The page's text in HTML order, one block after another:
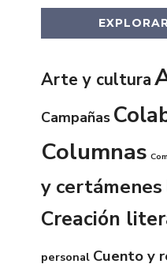
Arte y cultura
Campañas
Columnas
y
Creación
personal Cuento y